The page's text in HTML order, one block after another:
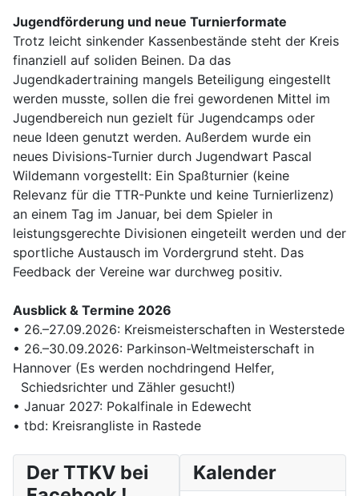
Jugendförderung und neue Turnierformate
Trotz leicht sinkender Kassenbestände steht der Kreis
finanziell auf soliden Beinen. Da das
Jugendkadertraining mangels Beteiligung eingestellt
werden musste, sollen die frei gewordenen Mittel im
Jugendbereich nun gezielt für Jugendcamps oder
neue Ideen genutzt werden. Außerdem wurde ein
neues Divisions-Turnier durch Jugendwart Pascal
Wildemann vorgestellt: Ein Spaßturnier (keine
Relevanz für die TTR-Punkte und keine Turnierlizenz)
an einem Tag im Januar, bei dem Spieler in
leistungsgerechte Divisionen eingeteilt werden und der
sportliche Austausch im Vordergrund steht. Das
Feedback der Vereine war durchweg positiv.
Ausblick & Termine 2026
• 26.–27.09.2026: Kreismeisterschaften in Westerstede
• 26.–30.09.2026: Parkinson-Weltmeisterschaft in
Hannover (Es werden nochdringend Helfer,
Schiedsrichter und Zähler gesucht!)
• Januar 2027: Pokalfinale in Edewecht
• tbd: Kreisrangliste in Rastede
Der TTKV bei
Kalender